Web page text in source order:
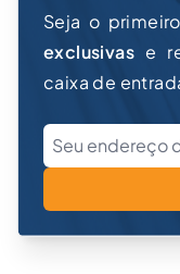
Seja o
exclusivas e
caixa de